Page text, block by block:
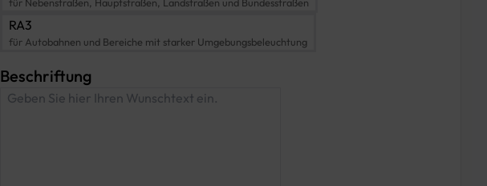
RA3
für Autobahnen und Bereiche mit starker Umgebungsbeleuchtung
Beschriftung